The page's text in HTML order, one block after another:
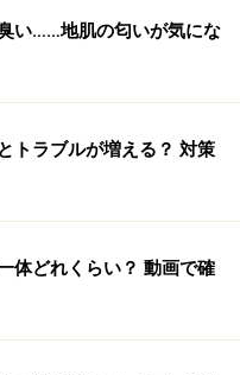
い……地肌の匂いが気にな
トラブルが増える？ 対策
体どれくらい？ 動画で確